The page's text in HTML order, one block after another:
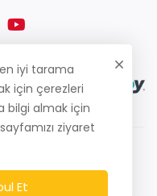
iyi tarama
için çerezleri
bilgi almak için
sayfamızı ziyaret
Et